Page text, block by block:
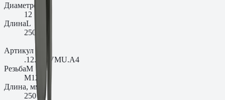
Диаметрd₀
12
ДлинаL
250
Артикул
.12.250VMU.A4
РезьбаM
M12
Длина, мм
250